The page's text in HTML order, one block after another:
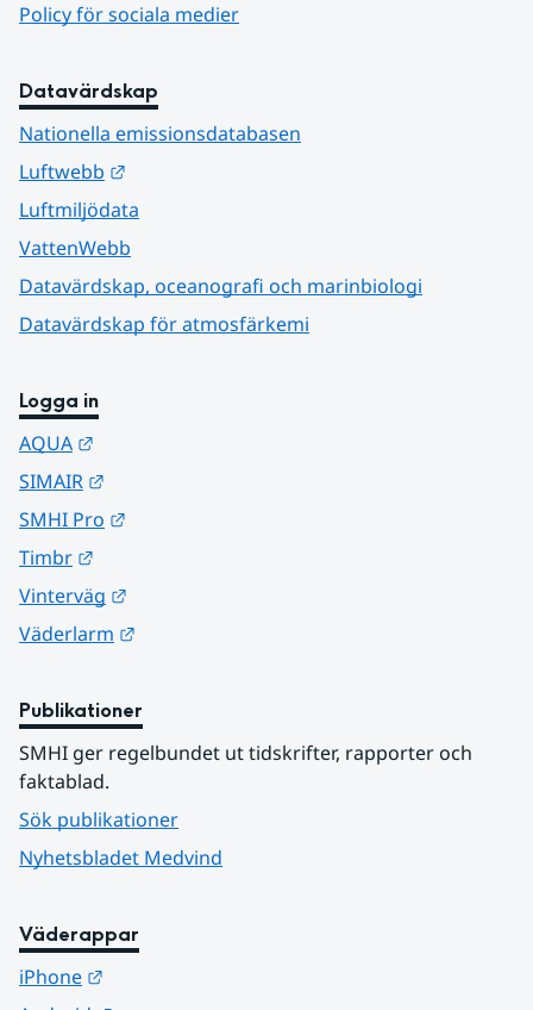
Policy för sociala medier
Datavärdskap
Nationella emissionsdatabasen
Luftwebb
Luftmiljödata
VattenWebb
Datavärdskap, oceanografi och marinbiologi
Datavärdskap för atmosfärkemi
Logga in
AQUA
SIMAIR
SMHI Pro
Timbr
Vinterväg
Väderlarm
Publikationer
SMHI ger regelbundet ut tidskrifter, rapporter och
faktablad.
Sök publikationer
Nyhetsbladet Medvind
Väderappar
iPhone